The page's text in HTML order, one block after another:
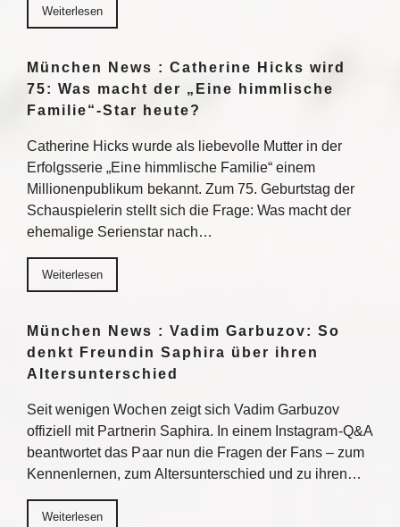
Weiterlesen
München News : Catherine Hicks wird
75: Was macht der „Eine himmlische
Familie“-Star heute?
Catherine Hicks wurde als liebevolle Mutter in der
Erfolgsserie „Eine himmlische Familie“ einem
Millionenpublikum bekannt. Zum 75. Geburtstag der
Schauspielerin stellt sich die Frage: Was macht der
ehemalige Serienstar nach…
Weiterlesen
München News : Vadim Garbuzov: So
denkt Freundin Saphira über ihren
Altersunterschied
Seit wenigen Wochen zeigt sich Vadim Garbuzov
offiziell mit Partnerin Saphira. In einem Instagram-Q&A
beantwortet das Paar nun die Fragen der Fans – zum
Kennenlernen, zum Altersunterschied und zu ihren…
Weiterlesen